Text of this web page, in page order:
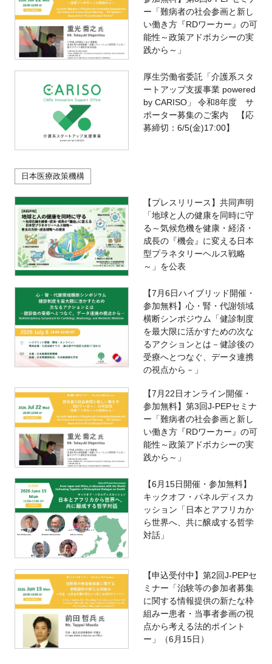
ー「難病者の社会参画と新し
い働き方『RDワーカー』の可
能性～政策アドボカシーの実
践から～」
厚生労働省委託「介護系スタ
ートアップ支援事業 powered
by CARISO」 令和8年度 サ
ポーター募集のご案内 【応
募締切：6/5(金)17:00】
日本医療政策機構
【プレスリリース】共同声明
「地球と人の健康を同時に守
る～気候危機を健康・経済・
成長の『機会』に変える日本
型プラネタリーヘルス戦略
～」を公表
【7月6日ハイブリッド開催・
参加無料】心・腎・代謝領域
横断シンポジウム「健診制度
を最大限に活かすための次な
るアクションとは－健診後の
受療へとつなぐ、データ連携
の視点から－」
【7月22日オンライン開催・
参加無料】第3回J-PEPセミナ
ー「難病者の社会参画と新し
い働き方『RDワーカー』の可
能性～政策アドボカシーの実
践から～」
【6月15日開催・参加無料】
キックオフ・パネルディスカ
ッション「日本とアフリカか
ら世界へ、共に醸成する哲学
対話」
【申込受付中】第2回J-PEPセ
ミナー「治験等の参加者募集
に関する情報提供の新たな枠
組みー患者・当事者参画の視
点から考える法的ポイント
ー」（6月15日）